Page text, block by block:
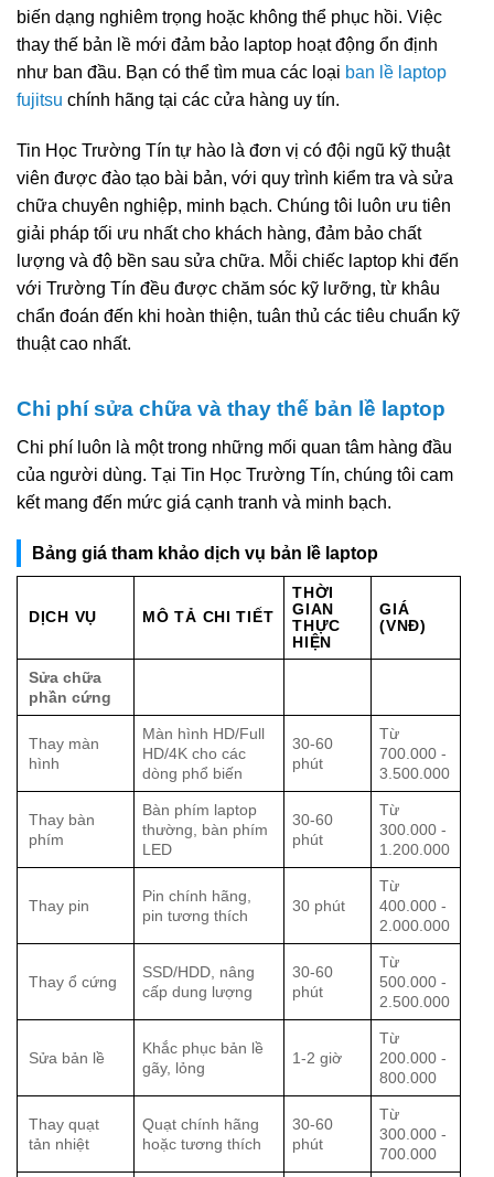
biến dạng nghiêm trọng hoặc không thể phục hồi. Việc
thay thế bản lề mới đảm bảo laptop hoạt động ổn định
như ban đầu. Bạn có thể tìm mua các loại ban lề laptop
fujitsu chính hãng tại các cửa hàng uy tín.
Tin Học Trường Tín tự hào là đơn vị có đội ngũ kỹ thuật
viên được đào tạo bài bản, với quy trình kiểm tra và sửa
chữa chuyên nghiệp, minh bạch. Chúng tôi luôn ưu tiên
giải pháp tối ưu nhất cho khách hàng, đảm bảo chất
lượng và độ bền sau sửa chữa. Mỗi chiếc laptop khi đến
với Trường Tín đều được chăm sóc kỹ lưỡng, từ khâu
chẩn đoán đến khi hoàn thiện, tuân thủ các tiêu chuẩn kỹ
thuật cao nhất.
Chi phí sửa chữa và thay thế bản lề laptop
Chi phí luôn là một trong những mối quan tâm hàng đầu
của người dùng. Tại Tin Học Trường Tín, chúng tôi cam
kết mang đến mức giá cạnh tranh và minh bạch.
Bảng giá tham khảo dịch vụ bản lề laptop
DỊCH VỤ MÔ TẢ CHI TIẾT
THỜI
GIAN
THỰC
HIỆN
GIÁ
(VNĐ)
Sửa chữa
phần cứng
Thay màn
hình
Màn hình HD/Full
HD/4K cho các
dòng phổ biến
30-60
phút
Từ
700.000 -
3.500.000
Thay bàn
phím
Bàn phím laptop
thường, bàn phím
LED
30-60
phút
Từ
300.000 -
1.200.000
Thay pin
Pin chính hãng,
pin tương thích
30 phút
Từ
400.000 -
2.000.000
Thay ổ cứng
SSD/HDD, nâng
cấp dung lượng
30-60
phút
Từ
500.000 -
2.500.000
Sửa bản lề
Khắc phục bản lề
gãy, lỏng
1-2 giờ
Từ
200.000 -
800.000
Thay quạt
tản nhiệt
Quạt chính hãng
hoặc tương thích
30-60
phút
Từ
300.000 -
700.000